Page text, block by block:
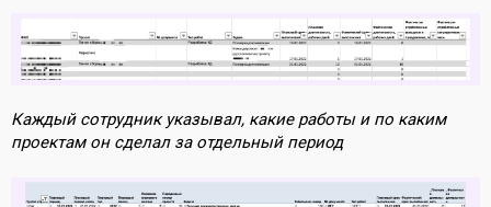
Каждый сотрудник указывал, какие работы и по каким
проектам он сделал за отдельный период